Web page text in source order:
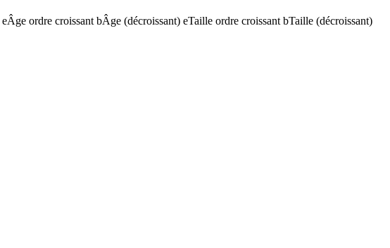
eÂge ordre croissant bÂge (décroissant) eTaille ordre croissant bTaille (décroissant)